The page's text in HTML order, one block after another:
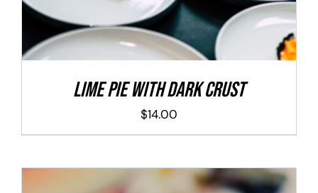
Lime Pie With Dark Crust
$14.00